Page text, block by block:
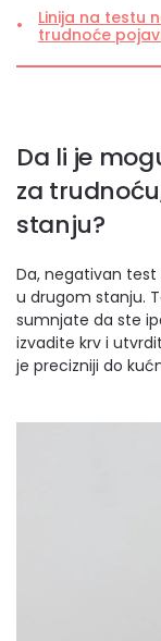
Linija na testu
trudnoće
Da li je
za
stanju?
Da, negativan test
u drugom stanju.
sumnjate da ste
izvadite krv i
je precizniji do